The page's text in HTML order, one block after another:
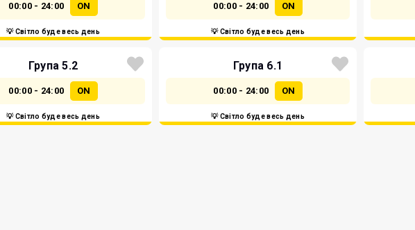
00:00 - 24:00 ON
💡 Світло буде весь день
00:00 - 24:00 ON
💡 Світло буде весь день
Група 5.2
00:00 - 24:00 ON
💡 Світло буде весь день
Група 6.1
00:00 - 24:00 ON
💡 Світло буде весь день